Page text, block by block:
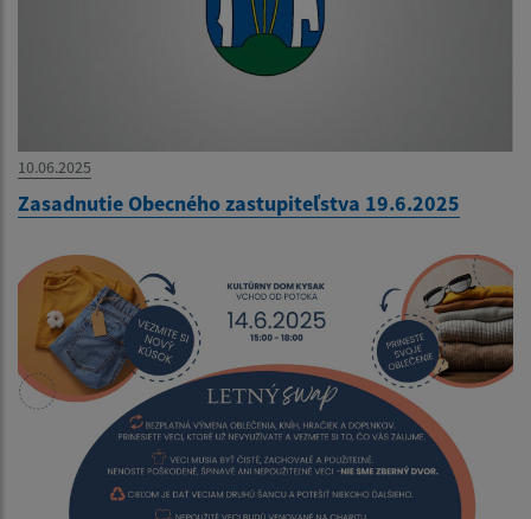
10.06.2025
Zasadnutie Obecného zastupiteľstva 19.6.2025